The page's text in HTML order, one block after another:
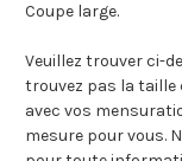
Coupe large.
Veuillez trouver ci-
trouvez pas la taille
avec vos
mesure pour vous.